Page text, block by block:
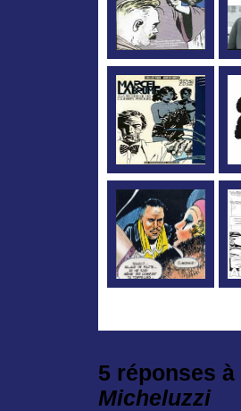
5 réponses à
Micheluzzi